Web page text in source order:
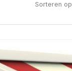
Sorteren op